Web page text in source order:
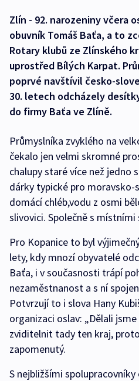
Zlín - 92. narozeniny včera
obuvník Tomáš Baťa, a to
Rotary klubů ze Zlínského
uprostřed Bílých Karpat.
poprvé navštívil česko-
30. letech odcházely
do firmy Baťa ve Zlíně.
Průmyslníka zvyklého na
čekalo jen velmi skromné
chalupy staré více než
dárky typické pro moravsko-
domácí chléb,vodu z osmi
slivovici. Společně s místními
Pro Kopanice to byl
lety, kdy mnozí obyvatelé
Baťa, i v současnosti trápí
nezaměstnanost a s ní
Potvrzují to i slova Hany
organizaci oslav: „Dělali
zviditelnit tady ten kraj,
zapomenutý.
S nejbližšími